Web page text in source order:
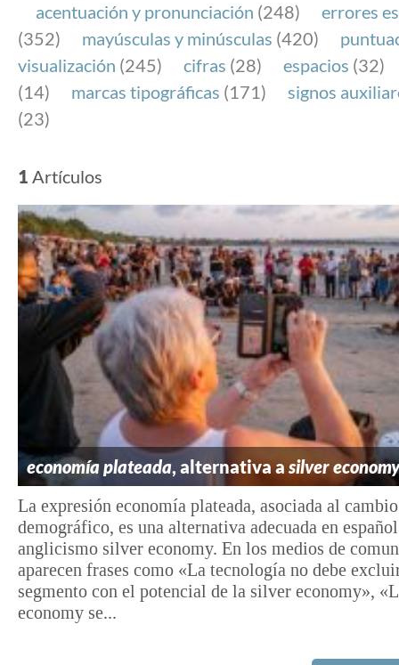
acentuación y pronunciación (248)
errores
(352)
mayúsculas y minúsculas (420)
visualización (245) cifras (28) espacios (32)
(14)
marcas tipográficas (171)
signos
(23)
1 Artículos
economía plateada, alternativa a silver economy
La expresión economía plateada, asociada al cambio
demográfico, es una alternativa adecuada en
anglicismo silver economy. En los medios de
aparecen frases como «La tecnología no debe
segmento con el potencial de la silver economy»,
economy se...